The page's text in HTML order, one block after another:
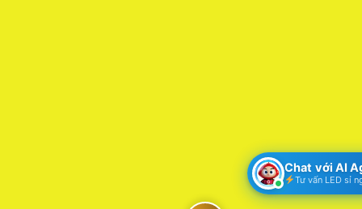
Chat với AI
Tư vấn LED sỉ